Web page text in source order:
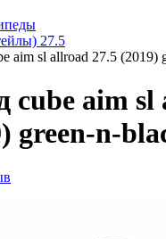
27.5
aim sl allroad 27.5 (2019)
cube aim
green-n-